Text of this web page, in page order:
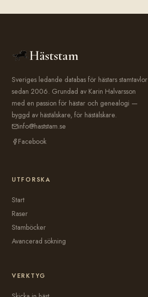
Häststam
Sveriges ledande databas för hästars stamtavlor
sedan 2006. Grundad av Karin Halvarsson
med en passion för hästar och genealogi —
byggd av hästälskare, för hästälskare.
info@haststam.se
Facebook
UTFORSKA
Start
Raser
Stamböcker
Avancerad sökning
VERKTYG